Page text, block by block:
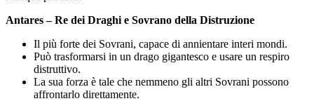
Antares – Re dei Draghi e Sovrano della Distruzione
Il più forte dei Sovrani, capace di annientare interi mondi.
Può trasformarsi in un drago gigantesco e usare un respiro
distruttivo.
La sua forza è tale che nemmeno gli altri Sovrani possono
affrontarlo direttamente.